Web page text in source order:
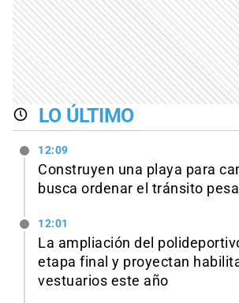
LO ÚLTIMO
12:09
Construyen una playa para
busca ordenar el tránsito
12:01
La ampliación del
etapa final y proyectan
vestuarios este año